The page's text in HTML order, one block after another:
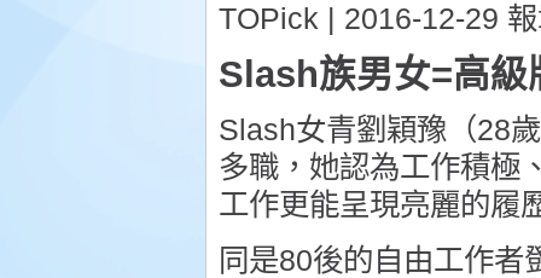
TOPick | 2016-12-29
Slash族男女=高級
Slash女青劉穎豫（28
多職，她認為工作積極
工作更能呈現亮麗的履
同是80後的自由工作者